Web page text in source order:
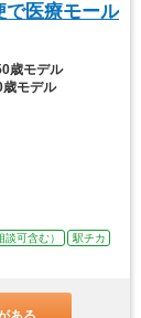
で医療モール
歳モデル
歳モデル
可含む）
駅チカ